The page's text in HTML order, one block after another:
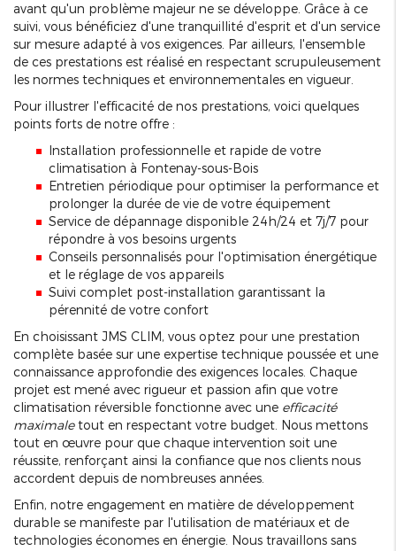
avant qu'un problème majeur ne se développe. Grâce à ce
suivi, vous bénéficiez d'une tranquillité d'esprit et d'un service
sur mesure adapté à vos exigences. Par ailleurs, l'ensemble
de ces prestations est réalisé en respectant scrupuleusement
les normes techniques et environnementales en vigueur.
Pour illustrer l'efficacité de nos prestations, voici quelques
points forts de notre offre :
Installation professionnelle et rapide de votre
climatisation à Fontenay-sous-Bois
Entretien périodique pour optimiser la performance et
prolonger la durée de vie de votre équipement
Service de dépannage disponible 24h/24 et 7j/7 pour
répondre à vos besoins urgents
Conseils personnalisés pour l'optimisation énergétique
et le réglage de vos appareils
Suivi complet post-installation garantissant la
pérennité de votre confort
En choisissant JMS CLIM, vous optez pour une prestation
complète basée sur une expertise technique poussée et une
connaissance approfondie des exigences locales. Chaque
projet est mené avec rigueur et passion afin que votre
climatisation réversible fonctionne avec une efficacité
maximaletout en respectant votre budget. Nous mettons
tout en œuvre pour que chaque intervention soit une
réussite, renforçant ainsi la confiance que nos clients nous
accordent depuis de nombreuses années.
Enfin, notre engagement en matière de développement
durable se manifeste par l'utilisation de matériaux et de
technologies économes en énergie. Nous travaillons sans